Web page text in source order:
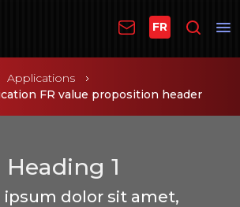
FR
Applications
FR value proposition header
Heading 1
ipsum dolor sit amet,